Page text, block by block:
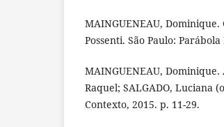
MAINGUENEAU,
Possenti. São Paulo:
MAINGUENEAU,
Raquel; SALGADO, Luciana
Contexto, 2015. p. 11-29.